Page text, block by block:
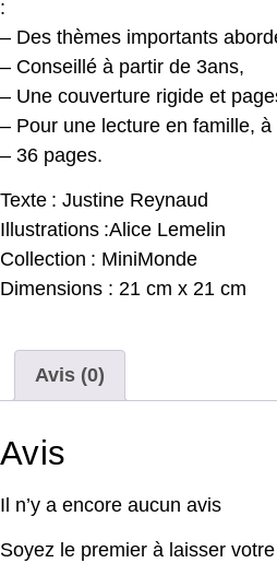
:
– Des thèmes importants
– Conseillé à partir de 3ans,
– Une couverture rigide et
– Pour une lecture en famille,
– 36 pages.
Texte : Justine Reynaud
Illustrations :Alice Lemelin
Collection : MiniMonde
Dimensions : 21 cm x 21 cm
Avis (0)
Avis
Il n’y a encore aucun avis
Soyez le premier à laisser